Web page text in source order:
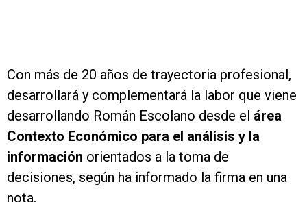
Con más de 20 años de trayectoria profesional,
desarrollará y complementará la labor que viene
desarrollando Román Escolano desde el área
Contexto Económico para el análisis y la
información orientados a la toma de
decisiones, según ha informado la firma en una
nota.